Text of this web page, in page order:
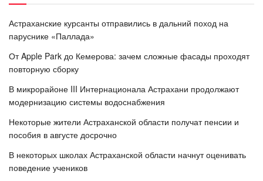
Астраханские курсанты отправились в дальний поход на
паруснике «Паллада»
От Apple Park до Кемерова: зачем сложные фасады проходят
повторную сборку
В микрорайоне III Интернационала Астрахани продолжают
модернизацию системы водоснабжения
Некоторые жители Астраханской области получат пенсии и
пособия в августе досрочно
В некоторых школах Астраханской области начнут оценивать
поведение учеников